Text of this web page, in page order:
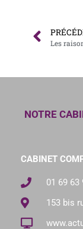
NOTRE
CABINET
01 69 63
153 bis